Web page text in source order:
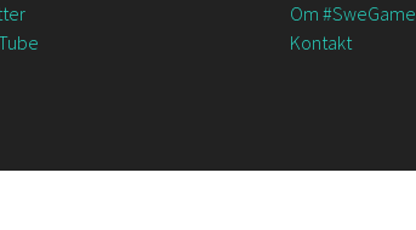
Om #SweGame
Kontakt